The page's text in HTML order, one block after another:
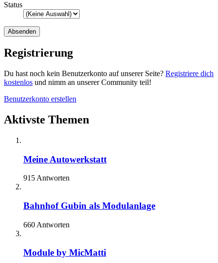
Status
Registrierung
Du hast noch kein Benutzerkonto auf unserer Seite? Registriere dich
kostenlos und nimm an unserer Community teil!
Benutzerkonto erstellen
Aktivste Themen
Meine Autowerkstatt
915 Antworten
Bahnhof Gubin als Modulanlage
660 Antworten
Module by MicMatti